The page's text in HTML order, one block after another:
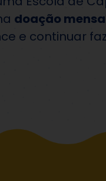
doação
e continuar